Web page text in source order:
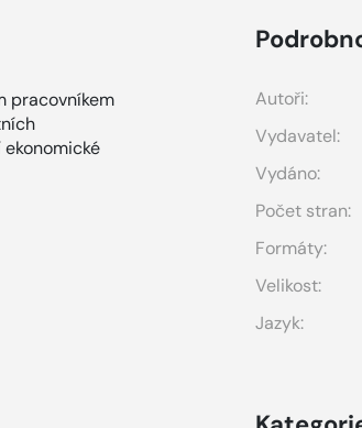
pracovníkem
Autoři:
Vydavatel:
Vydáno:
Počet stran:
Formáty:
Velikost:
Jazyk: